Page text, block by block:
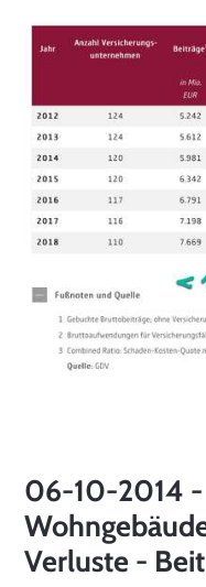
06-10-2014 -
Verluste -